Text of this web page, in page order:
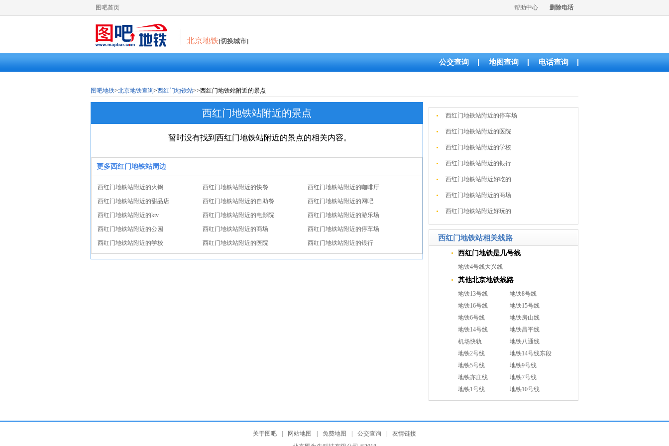
图吧首页 帮助中心 删除电话
北京地铁[切换城市]
电话查询
地图查询
公交查询
图吧地铁>北京地铁查询>西红门地铁站>>西红门地铁站附近的景点
西红门地铁站附近的景点
暂时没有找到西红门地铁站附近的景点的相关内容。
更多西红门地铁站周边
西红门地铁站附近的火锅 西红门地铁站附近的快餐
西红门地铁站附近的咖啡厅
西红门地铁站附近的甜品店
西红门地铁站附近的自助餐
西红门地铁站附近的网吧
西红门地铁站附近的ktv
西红门地铁站附近的电影院
西红门地铁站附近的游乐场
西红门地铁站附近的公园
西红门地铁站附近的商场
西红门地铁站附近的停车场
西红门地铁站附近的学校
西红门地铁站附近的医院 西红门地铁站附近的银行
西红门地铁站附近的停车场
西红门地铁站附近的医院
西红门地铁站附近的学校
西红门地铁站附近的银行
西红门地铁站附近好吃的
西红门地铁站附近的商场
西红门地铁站附近好玩的
西红门地铁站相关线路
西红门地铁是几号线
地铁4号线大兴线
其他北京地铁线路
地铁13号线
地铁8号线
地铁16号线
地铁15号线
地铁6号线
地铁房山线
地铁14号线
地铁昌平线
机场快轨
地铁八通线
地铁2号线
地铁14号线东段
地铁5号线
地铁9号线
地铁亦庄线
地铁7号线
地铁1号线
地铁10号线
关于图吧 网站地图 免费地图 公交查询
友情链接